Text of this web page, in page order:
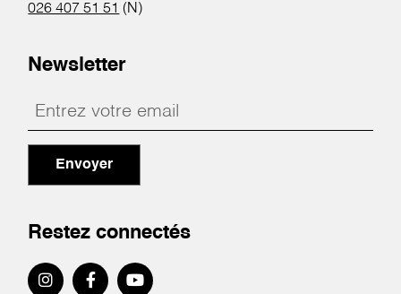
026 407 51 51 (N)
Newsletter
Envoyer
Restez connectés